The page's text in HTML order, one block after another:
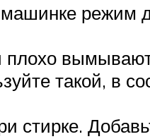
режим
плохо
такой, в